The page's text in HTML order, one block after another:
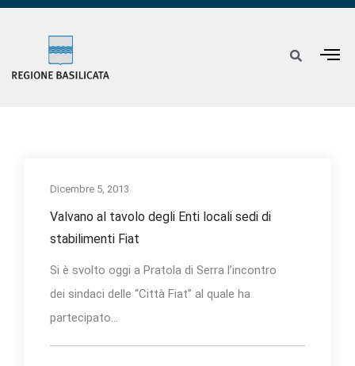
Dicembre 5, 2013
Valvano al tavolo degli Enti locali sedi di
stabilimenti Fiat
Si è svolto oggi a Pratola di Serra l’incontro
dei sindaci delle “Città Fiat” al quale ha
partecipato...